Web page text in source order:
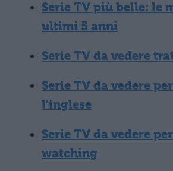
Serie TV più belle: le
ultimi 5 anni
Serie TV da vedere
Serie TV da vedere
l'inglese
Serie TV da vedere
watching